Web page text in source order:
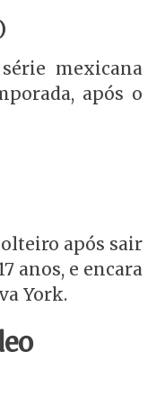
mexicana
após o
após sair
anos, e encara
York.